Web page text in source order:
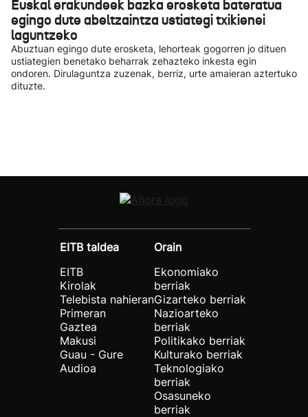
Euskal erakundeek bazka erosketa bateratua
egingo dute abeltzaintza ustiategi txikienei
laguntzeko
Abuztuan egingo dute erosketa, lehorteak gogorren jo dituen
ustiategien benetako beharrak zehazteko inkesta egin
ondoren. Dirulaguntza zuzenak, berriz, urte amaieran aztertuko
dituzte.
EITB taldea
EITB
Kirolak
Telebista nahieran
Primeran
Gaztea
Makusi
Guau - Gure
Audioa
Orain
Ekonomiako
berriak
Gizarteko berriak
Nazioarteko
berriak
Politikako berriak
Kulturako berriak
Teknologiako
berriak
Osasuneko
berriak